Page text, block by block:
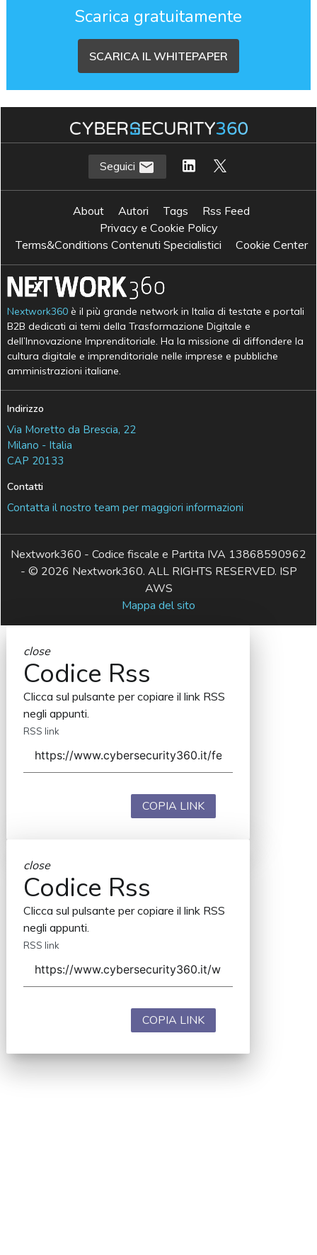
Scarica gratuitamente
SCARICA IL WHITEPAPER
Seguici
About Autori Tags
Rss Feed
Privacy e Cookie Policy
Terms&Conditions Contenuti Specialistici
Cookie Center
Nextwork360 è il più grande network in Italia di testate e portali
B2B dedicati ai temi della Trasformazione Digitale e
dell’Innovazione Imprenditoriale. Ha la missione di diffondere la
cultura digitale e imprenditoriale nelle imprese e pubbliche
amministrazioni italiane.
Indirizzo
Via Moretto da Brescia, 22
Milano - Italia
CAP 20133
Contatti
Contatta il nostro team per maggiori informazioni
Nextwork360 - Codice fiscale e Partita IVA 13868590962
- © 2026 Nextwork360. ALL RIGHTS RESERVED. ISP
AWS
Mappa del sito
close
Codice Rss
Clicca sul pulsante per copiare il link RSS
negli appunti.
RSS link
COPIA LINK
close
Codice Rss
Clicca sul pulsante per copiare il link RSS
negli appunti.
RSS link
COPIA LINK